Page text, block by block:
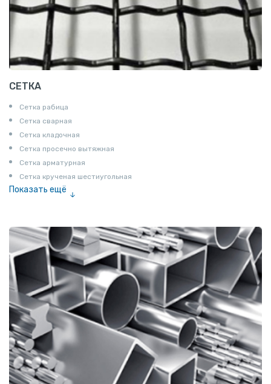
СЕТКА
Сетка рабица
Сетка сварная
Сетка кладочная
Сетка просечно вытяжная
Сетка арматурная
Сетка крученая шестиугольная
Показать ещё